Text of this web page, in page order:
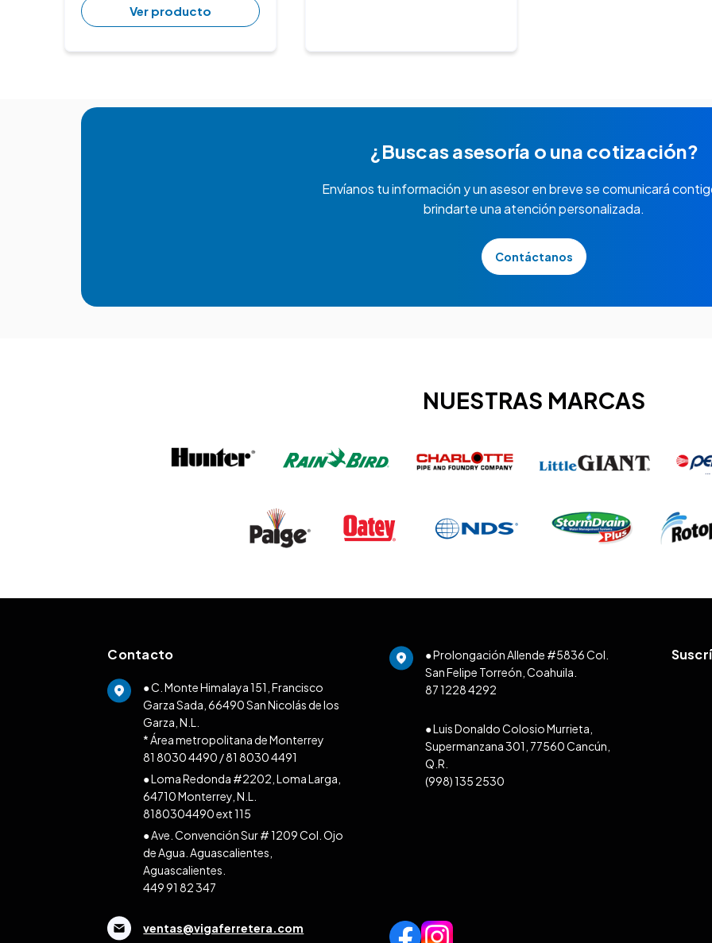
Ver producto
¿Buscas asesoría o una cotización?
Envíanos tu información y un asesor en breve se comunicará
brindarte una atención personalizada.
Contáctanos
NUESTRAS MARCAS
Contacto
● C. Monte Himalaya 151, Francisco
Garza Sada, 66490 San Nicolás de los
Garza, N.L.
* Área metropolitana de Monterrey
81 8030 4490 /81 8030 4491
● Loma Redonda #2202, Loma Larga,
64710 Monterrey, N.L.
8180304490 ext 115
● Ave. Convención Sur # 1209 Col. Ojo
de Agua. Aguascalientes,
Aguascalientes.
449 91 82 347
ventas@vigaferretera.com
● Prolongación Allende #5836 Col.
San Felipe Torreón, Coahuila.
87 1228 4292
● Luis Donaldo Colosio Murrieta,
Supermanzana 301, 77560 Cancún,
Q.R.
(998) 135 2530